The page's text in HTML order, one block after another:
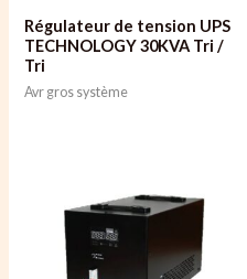
Régulateur de tension UPS
TECHNOLOGY 30KVA Tri /
Tri
Avr gros système